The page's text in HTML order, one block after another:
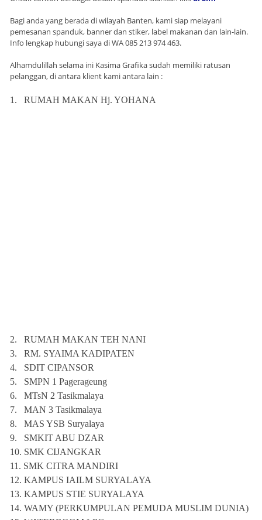
Bagi anda yang berada di wilayah Banten, kami siap melayani
pemesanan spanduk, banner dan stiker, label makanan dan lain-lain.
Info lengkap hubungi saya di WA 085 213 974 463.
Alhamdulillah selama ini Kasima Grafika sudah memiliki ratusan
pelanggan, di antara klient kami antara lain :
1. RUMAH MAKAN Hj. YOHANA
2.
RUMAH MAKAN TEH NANI
3.
RM. SYAIMA KADIPATEN
4.
SDIT CIPANSOR
5.
SMPN 1 Pagerageung
6.
MTsN 2 Tasikmalaya
7.
MAN 3 Tasikmalaya
8.
MAS YSB Suryalaya
9.
SMKIT ABU DZAR
10. SMK CIJANGKAR
11. SMK CITRA MANDIRI
12. KAMPUS IAILM SURYALAYA
13. KAMPUS STIE SURYALAYA
14. WAMY (PERKUMPULAN PEMUDA MUSLIM DUNIA)